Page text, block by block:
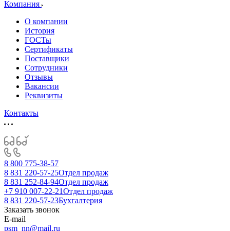
Компания
О компании
История
ГОСТы
Сертификаты
Поставщики
Сотрудники
Отзывы
Вакансии
Реквизиты
Контакты
8 800 775-38-57
8 831 220-57-25Отдел продаж
8 831 252-84-94Отдел продаж
+7 910 007-22-21Отдел продаж
8 831 220-57-23Бухгалтерия
Заказать звонок
E-mail
psm_nn@mail.ru